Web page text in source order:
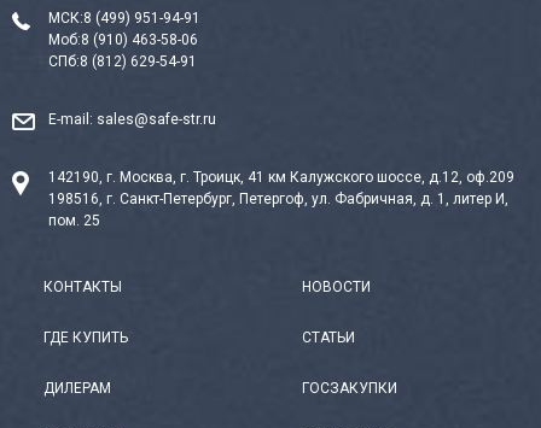
МСК:8 (499) 951-94-91
Моб:8 (910) 463-58-06
СПб:8 (812) 629-54-91
E-mail: sales@safe-str.ru
142190, г. Москва, г. Троицк, 41 км Калужского шоссе, д.12, оф.209
198516, г. Санкт-Петербург, Петергоф, ул. Фабричная, д. 1, литер И,
пом. 25
КОНТАКТЫ
ГДЕ КУПИТЬ
ДИЛЕРАМ
НОВОСТИ
СТАТЬИ
ГОСЗАКУПКИ